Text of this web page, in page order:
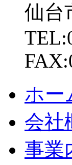
仙台
ホー
会社
事業